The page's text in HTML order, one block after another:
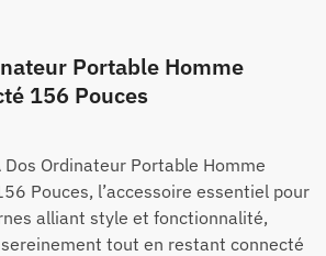
Portable Homme
156 Pouces
Dos Ordinateur Portable Homme
Pouces, l’accessoire essentiel pour
alliant style et fonctionnalité,
tout en restant connecté